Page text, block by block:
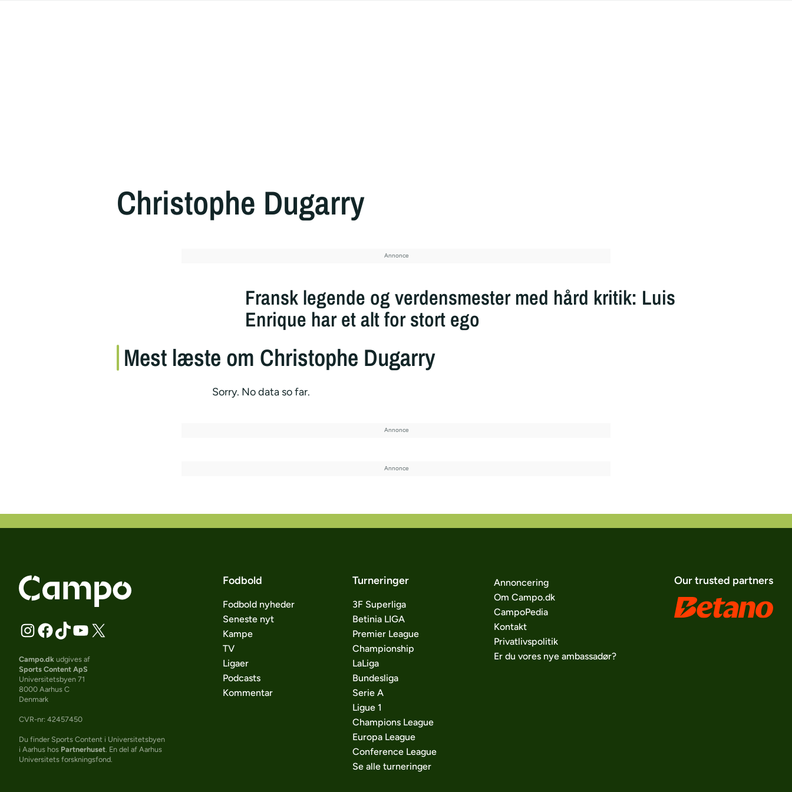
Christophe Dugarry
Fransk legende og verdensmester med hård kritik: Luis
Enrique har et alt for stort ego
Mest læste om Christophe Dugarry
Sorry. No data so far.
Campo.dk udgives af
Sports Content ApS
Universitetsbyen 71
8000 Aarhus C
Denmark
CVR-nr: 42457450
Du finder Sports Content i Universitetsbyen
i Aarhus hos Partnerhuset . En del af Aarhus
Universitets forskningsfond.
Fodbold
Fodbold nyheder
Seneste nyt
Kampe
TV
Ligaer
Podcasts
Kommentar
Turneringer
3F Superliga
Betinia LIGA
Premier League
Championship
LaLiga
Bundesliga
Serie A
Ligue 1
Champions League
Europa League
Conference League
Se alle turneringer
Annoncering
Om Campo.dk
CampoPedia
Kontakt
Privatlivspolitik
Er du vores nye ambassadør?
Our trusted partners